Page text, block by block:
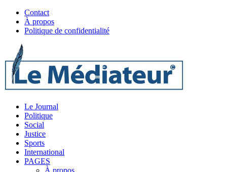
Contact
À propos
Politique de confidentialité
Le Journal
Politique
Social
Justice
Sports
International
PAGES
À propos